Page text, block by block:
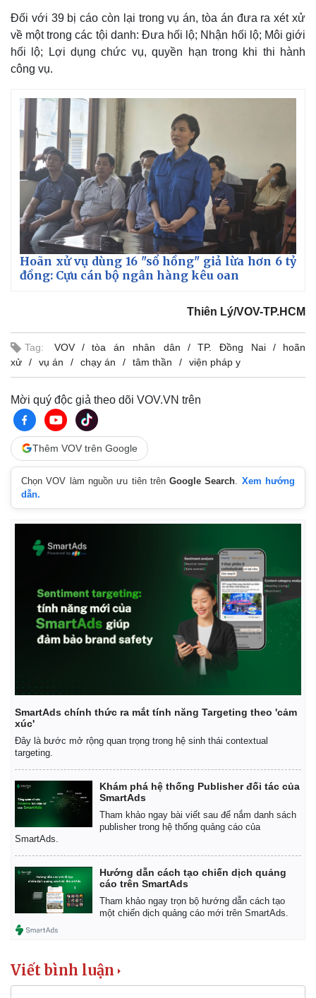
Kinh tế
Bất động sản
Khởi nghiệp
Thị trường
Giá vàng
Tiêu dùng
Tỷ giá
Chứng khoán
Đối với 39 bị cáo còn lại trong vụ án, tòa án đưa ra xét xử
về một trong các tội danh: Đưa hối lộ; Nhận hối lộ; Môi giới
hối lộ; Lợi dụng chức vụ, quyền hạn trong khi thi hành
công vụ.
Hoãn xử vụ dùng 16 "sổ hồng" giả lừa hơn 6 tỷ
đồng: Cựu cán bộ ngân hàng kêu oan
Thiên Lý/VOV-TP.HCM
Tag: VOV tòa án nhân dân TP. Đồng Nai
hoãn
xử
vụ án chạy án tâm thần viện pháp y
Mời quý độc giả theo dõi VOV.VN trên
Thêm VOV trên Google
Chọn VOV làm nguồn ưu tiên trênGoogle Search
Xem hướng
dẫn.
SmartAds chính thức ra mắt tính năng Targeting theo 'cảm
xúc'
Đây là bước mở rộng quan trọng trong hệ sinh thái contextual
targeting.
Khám phá hệ thống Publisher đối tác của
SmartAds
Tham khảo ngay bài viết sau để nắm danh sách
publisher trong hệ thống quảng cáo của
SmartAds.
Hướng dẫn cách tạo chiến dịch quảng
cáo trên SmartAds
Tham khảo ngay trọn bộ hướng dẫn cách tạo
một chiến dịch quảng cáo mới trên SmartAds.
Viết bình luận